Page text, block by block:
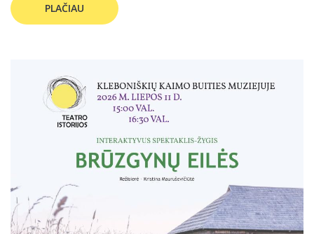
PLAČIAU